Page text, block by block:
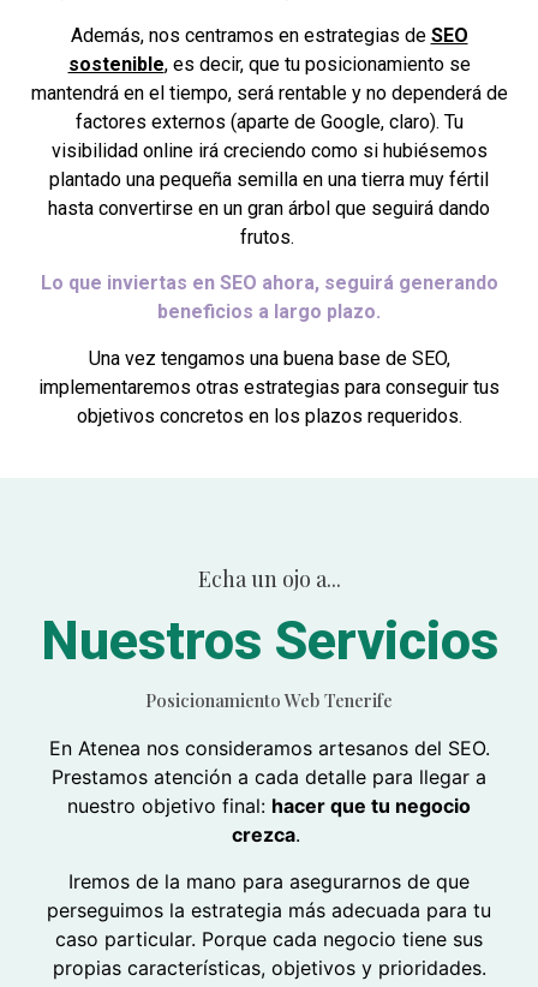
Además, nos centramos en estrategias de SEO
sostenible, es decir, que tu posicionamiento se
mantendrá en el tiempo, será rentable y no dependerá de
factores externos (aparte de Google, claro). Tu
visibilidad online irá creciendo como si hubiésemos
plantado una pequeña semilla en una tierra muy fértil
hasta convertirse en un gran árbol que seguirá dando
frutos.
Lo que inviertas en SEO ahora, seguirá generando
beneficios a largo plazo.
Una vez tengamos una buena base de SEO,
implementaremos otras estrategias para conseguir tus
objetivos concretos en los plazos requeridos.
Echa un ojo a...
Nuestros Servicios
Posicionamiento Web Tenerife
En Atenea nos consideramos artesanos del SEO.
Prestamos atención a cada detalle para llegar a
nuestro objetivo final: hacer que tu negocio
crezca.
Iremos de la mano para asegurarnos de que
perseguimos la estrategia más adecuada para tu
caso particular. Porque cada negocio tiene sus
propias características, objetivos y prioridades.